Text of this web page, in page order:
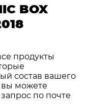
BOX
продукты
состав вашего
вы можете
по почте